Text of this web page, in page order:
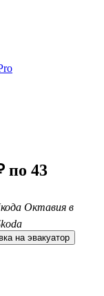
43
Октавия в
заявка на эвакуатор